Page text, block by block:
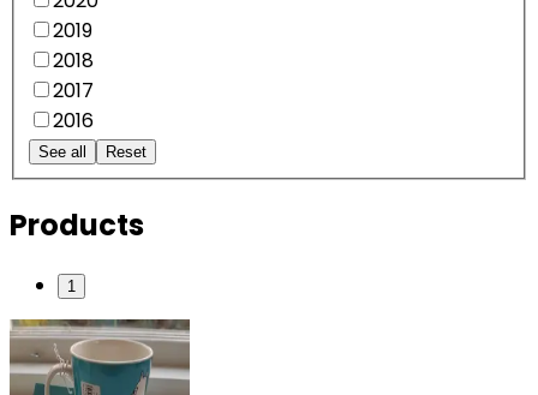
2019
2018
2017
2016
See all Reset
Products
1